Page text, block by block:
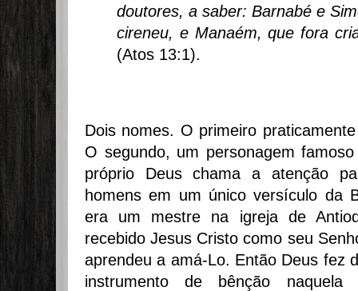
doutores, a saber: Barnabé e
cireneu, e Manaém, que fora
(Atos 13:1).
Dois nomes. O primeiro
O segundo, um personagem
próprio Deus chama a atenção
homens em um único versículo da
era um mestre na igreja de
recebido Jesus Cristo como seu
aprendeu a amá-Lo. Então Deus fez
instrumento de bênção naquela